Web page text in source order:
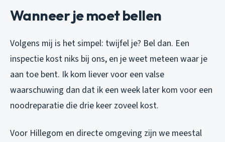
Wanneer je moet bellen
Volgens mij is het simpel: twijfel je? Bel dan. Een
inspectie kost niks bij ons, en je weet meteen waar je
aan toe bent. Ik kom liever voor een valse
waarschuwing dan dat ik een week later kom voor een
noodreparatie die drie keer zoveel kost.
Voor Hillegom en directe omgeving zijn we meestal